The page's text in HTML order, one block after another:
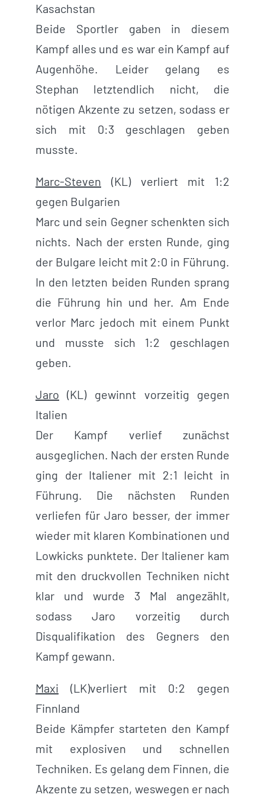
Kasachstan
Beide Sportler gaben in diesem
Kampf alles und es war ein Kampf auf
Augenhöhe. Leider gelang es
Stephan letztendlich nicht, die
nötigen Akzente zu setzen, sodass er
sich mit 0:3 geschlagen geben
musste.
Marc-Steven (KL) verliert mit 1:2
gegen Bulgarien
Marc und sein Gegner schenkten sich
nichts. Nach der ersten Runde, ging
der Bulgare leicht mit 2:0 in Führung.
In den letzten beiden Runden sprang
die Führung hin und her. Am Ende
verlor Marc jedoch mit einem Punkt
und musste sich 1:2 geschlagen
geben.
Jaro (KL) gewinnt vorzeitig gegen
Italien
Der Kampf verlief zunächst
ausgeglichen. Nach der ersten Runde
ging der Italiener mit 2:1 leicht in
Führung. Die nächsten Runden
verliefen für Jaro besser, der immer
wieder mit klaren Kombinationen und
Lowkicks punktete. Der Italiener kam
mit den druckvollen Techniken nicht
klar und wurde 3 Mal angezählt,
sodass Jaro vorzeitig durch
Disqualifikation des Gegners den
Kampf gewann.
Maxi (LK)verliert mit 0:2 gegen
Finnland
Beide Kämpfer starteten den Kampf
mit explosiven und schnellen
Techniken. Es gelang dem Finnen, die
Akzente zu setzen, weswegen er nach